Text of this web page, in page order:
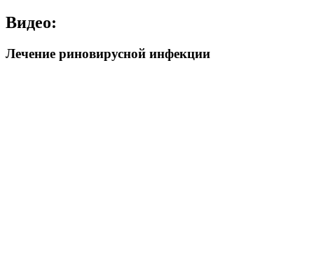
Видео:
Лечение риновирусной инфекции